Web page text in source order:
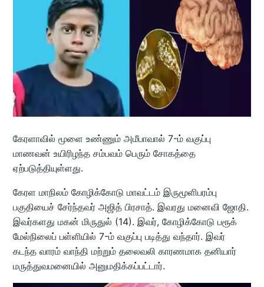
கேரளாவில் மூளை உண்ணும் அமீபாவால் 7-ம் வகுப்பு
மாணவன் உயிரிழந்த சம்பவம் பெரும் சோகத்தை
ஏற்படுத்தியுள்ளது.
கேரள மாநிலம் கோழிக்கோடு மாவட்டம் இருமூளிபரம்பு
பகுதியைச் சேர்ந்தவர் அஜித் பிரசாத். இவரது மனைவி ஜோதி.
இவர்களது மகன் மிருதுல் (14). இவர், கோழிக்கோடு பரூக்
மேல்நிலைப் பள்ளியில் 7-ம் வகுப்பு படித்து வந்தார். இவர்
கடந்த வாரம் வாந்தி மற்றும் தலைவலி காரணமாக தனியார்
மருத்துவமனையில் அனுமதிக்கப்பட்டார்.